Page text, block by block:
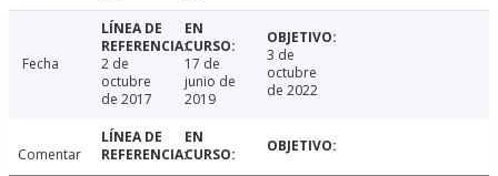
Fecha
2 de
octubre
de 2017
17 de
junio de
2019
3 de
octubre
de 2022
Comentar